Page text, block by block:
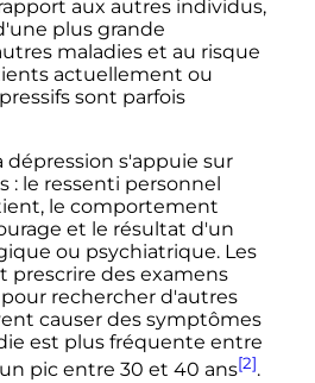
aux autres individus,
plus grande
maladies et au risque
actuellement ou
sont parfois
dépression s'appuie sur
: le ressenti personnel
le comportement
et le résultat d'un
ou psychiatrique. Les
prescrire des examens
rechercher d'autres
causer des symptômes
est plus fréquente entre
pic entre 30 et 40 ans[2].